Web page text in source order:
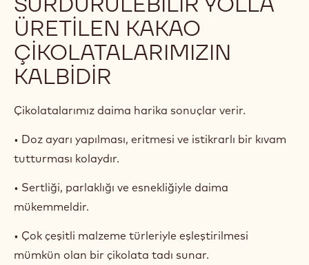
SÜRDÜRÜLEBİLİR YOLLA
ÜRETİLEN KAKAO
ÇİKOLATALARIMIZIN
KALBİDİR